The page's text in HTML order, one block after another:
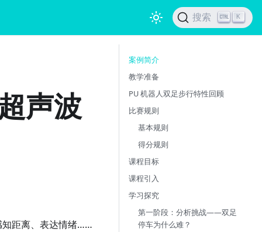
搜索 K
声波
知距离、表达情绪……
案例简介
教学准备
PU 机器人双足步行特性回顾
比赛规则
基本规则
得分规则
课程目标
课程引入
学习探究
第一阶段：分析挑战——双足
停车为什么难？